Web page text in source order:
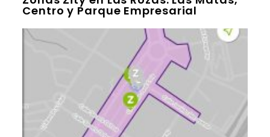
Centro y Parque Empresarial